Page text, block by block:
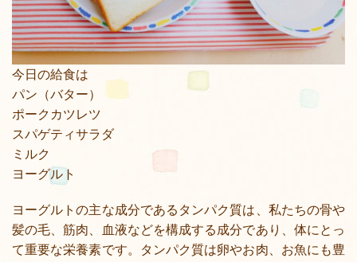
今日の給食は
パン（バター）
ポークカツレツ
スパゲティサラダ
ミルク
ヨーグルト
ヨーグルトの主な成分であるタンパク質は、私たちの骨や
髪の毛、筋肉、血液などを構成する成分であり、体にとっ
て重要な栄養素です。タンパク質は卵やお肉、お魚にも豊